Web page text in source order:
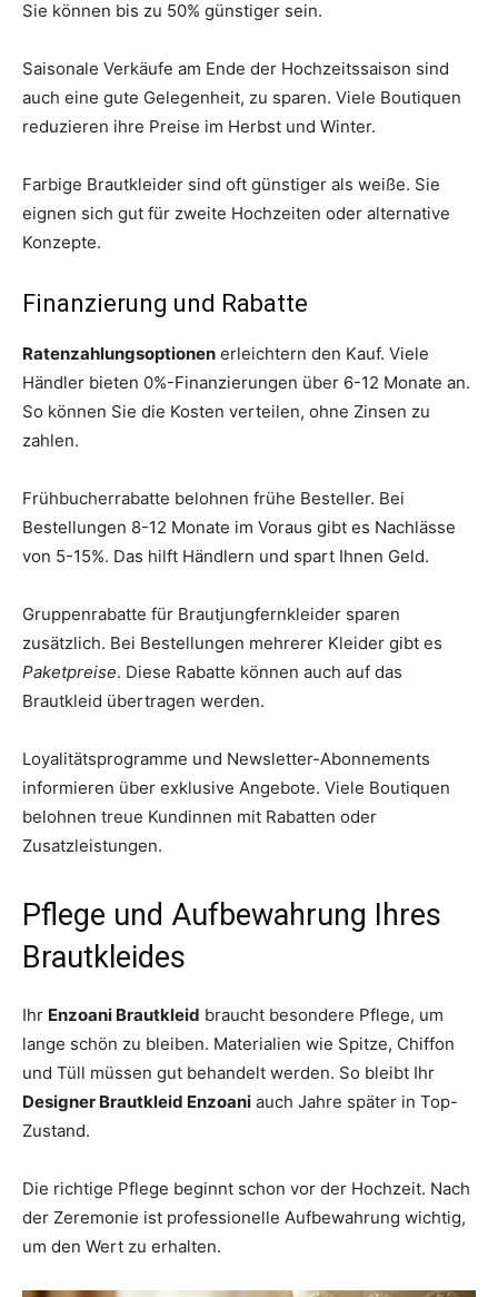
Sie können bis zu 50% günstiger sein.
Saisonale Verkäufe am Ende der Hochzeitssaison sind
auch eine gute Gelegenheit, zu sparen. Viele Boutiquen
reduzieren ihre Preise im Herbst und Winter.
Farbige Brautkleider sind oft günstiger als weiße. Sie
eignen sich gut für zweite Hochzeiten oder alternative
Konzepte.
Finanzierung und Rabatte
Ratenzahlungsoptionen erleichtern den Kauf. Viele
Händler bieten 0%-Finanzierungen über 6-12 Monate an.
So können Sie die Kosten verteilen, ohne Zinsen zu
zahlen.
Frühbucherrabatte belohnen frühe Besteller. Bei
Bestellungen 8-12 Monate im Voraus gibt es Nachlässe
von 5-15%. Das hilft Händlern und spart Ihnen Geld.
Gruppenrabatte für Brautjungfernkleider sparen
zusätzlich. Bei Bestellungen mehrerer Kleider gibt es
Paketpreise. Diese Rabatte können auch auf das
Brautkleid übertragen werden.
Loyalitätsprogramme und Newsletter-Abonnements
informieren über exklusive Angebote. Viele Boutiquen
belohnen treue Kundinnen mit Rabatten oder
Zusatzleistungen.
Pflege und Aufbewahrung Ihres
Brautkleides
Ihr Enzoani Brautkleid braucht besondere Pflege, um
lange schön zu bleiben. Materialien wie Spitze, Chiffon
und Tüll müssen gut behandelt werden. So bleibt Ihr
Designer Brautkleid Enzoani auch Jahre später in Top-
Zustand.
Die richtige Pflege beginnt schon vor der Hochzeit. Nach
der Zeremonie ist professionelle Aufbewahrung wichtig,
um den Wert zu erhalten.